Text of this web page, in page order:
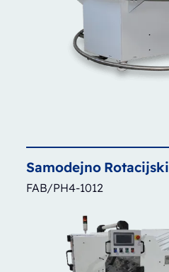
Samodejno Rotacijski
FAB/PH4-1012